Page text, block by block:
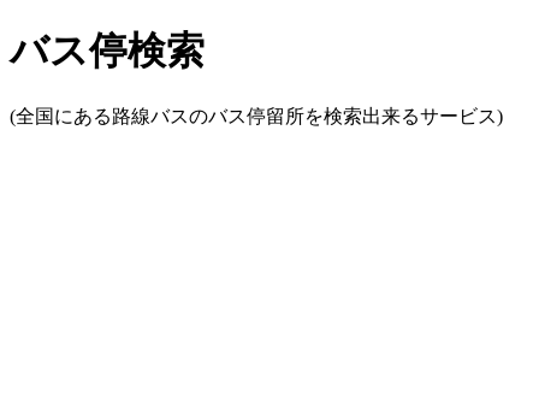
バス停検索
(全国にある路線バスのバス停留所を検索出来るサービス)